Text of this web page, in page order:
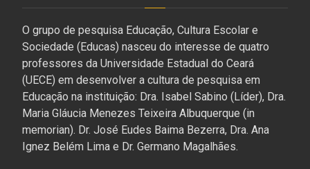
O grupo de pesquisa Educação, Cultura Escolar e
Sociedade (Educas) nasceu do interesse de quatro
professores da Universidade Estadual do Ceará
(UECE) em desenvolver a cultura de pesquisa em
Educação na instituição: Dra. Isabel Sabino (Líder), Dra.
Maria Gláucia Menezes Teixeira Albuquerque (in
memorian). Dr. José Eudes Baima Bezerra, Dra. Ana
Ignez Belém Lima e Dr. Germano Magalhães.